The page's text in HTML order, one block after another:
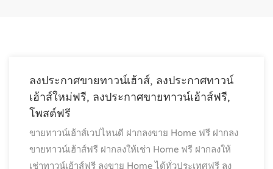
ลงประกาศขายทาวน์เฮ้าส์, ลงประกาศทาวน์
เฮ้าส์ใหม่ฟรี, ลงประกาศขายทาวน์เฮ้าส์ฟรี,
โพสต์ฟรี
ขายทาวน์เฮ้าส์เวปไหนดี ฝากลงขาย Home ฟรี ฝากลง
ขายทาวน์เฮ้าส์ฟรี ฝากลงให้เช่า Home ฟรี ฝากลงให้
เช่าทาวน์เฮ้าส์ฟรี ลงขาย Home ได้ทั่วประเทศฟรี ลง